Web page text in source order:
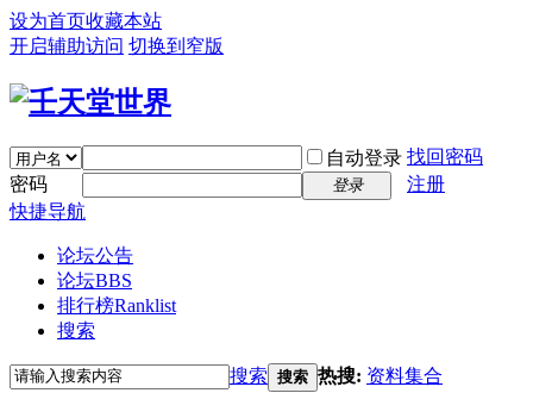
设为首页收藏本站
开启辅助访问 切换到窄版
自动登录 找回密码
密码
登录
注册
快捷导航
论坛公告
论坛BBS
排行榜Ranklist
搜索
搜索 搜索 热搜: 资料集合